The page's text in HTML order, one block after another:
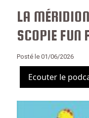
LA
SCOPIE FUN
Posté le 01/06/2026
Ecouter le